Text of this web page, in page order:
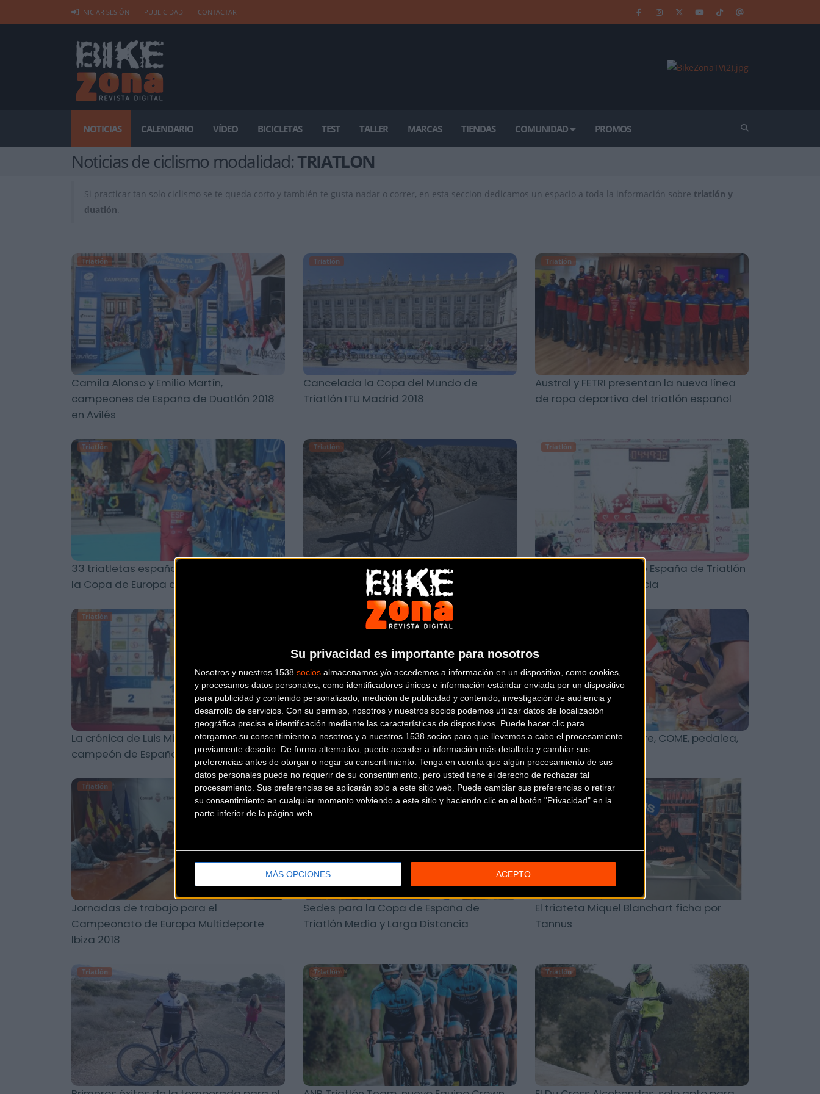
Su privacidad es importante para nosotros
Nosotros y nuestros 1538 socios almacenamos y/o accedemos a información en un dispositivo, como cookies,
y procesamos datos personales, como identificadores únicos e información estándar enviada por un dispositivo
para publicidad y contenido personalizado, medición de publicidad y contenido, investigación de audiencia y
desarrollo de servicios. Con su permiso, nosotros y nuestros socios podemos utilizar datos de localización
geográfica precisa e identificación mediante las características de dispositivos. Puede hacer clic para
otorgarnos su consentimiento a nosotros y a nuestros 1538 socios para que llevemos a cabo el procesamiento
previamente descrito. De forma alternativa, puede acceder a información más detallada y cambiar sus
preferencias antes de otorgar o negar su consentimiento. Tenga en cuenta que algún procesamiento de sus
datos personales puede no requerir de su consentimiento, pero usted tiene el derecho de rechazar tal
procesamiento. Sus preferencias se aplicarán solo a este sitio web. Puede cambiar sus preferencias o retirar
su consentimiento en cualquier momento volviendo a este sitio y haciendo clic en el botón "Privacidad" en la
parte inferior de la página web.
MÁS OPCIONES ACEPTO
INICIAR SESIÓN PUBLICIDAD CONTACTAR
NOTICIAS CALENDARIO VÍDEO BICICLETAS TEST TALLER MARCAS TIENDAS COMUNIDAD PROMOS
Noticias de ciclismo modalidad:TRIATLON
Si practicar tan solo ciclismo se te queda corto y también te gusta nadar o correr, en esta seccion dedicamos un espacio a toda la información sobre triatlón y
duatlón.
Triatlón
Camila Alonso y Emilio Martín,
campeones de España de Duatlón 2018
en Avilés
Triatlón
Cancelada la Copa del Mundo de
Triatlón ITU Madrid 2018
Triatlón
Austral y FETRI presentan la nueva línea
de ropa deportiva del triatlón español
Triatlón
33 triatletas españoles participarán en
la Copa de Europa de Gran Canaria
Triatlón
El triatleta Sergio Correa pone a prueba
la Spicles Onítar EX Plus
Triatlón
Comienza la Copa de España de Triatlón
Media y Larga Distancia
Triatlón
La crónica de Luis Miguel Del Rosal,
campeón de España de duatlón MD
Las armas de Mario Mola y Fernando
Alarza para esta temporada
Doughman Race: Corre, COME, pedalea,
una carrera diferente
Triatlón
Jornadas de trabajo para el
Campeonato de Europa Multideporte
Ibiza 2018
Triatlón
Sedes para la Copa de España de
Triatlón Media y Larga Distancia
Triatlón
El triateta Miquel Blanchart ficha por
Tannus
Triatlón Triatlón Triatlón